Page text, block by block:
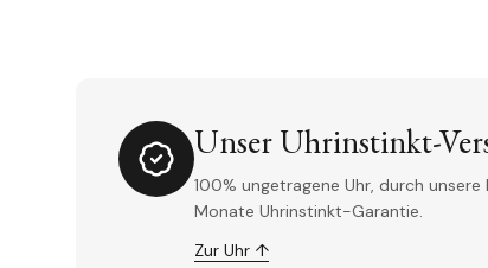
Unser Uhrinstinkt-
100% ungetragene Uhr, durch
Monate Uhrinstinkt-Garantie.
Zur Uhr ↑